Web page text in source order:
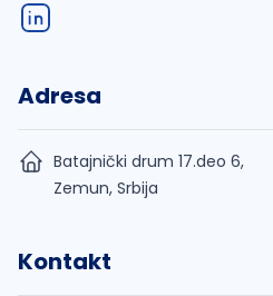
Adresa
Batajnički drum 17.deo 6,
Zemun, Srbija
Kontakt